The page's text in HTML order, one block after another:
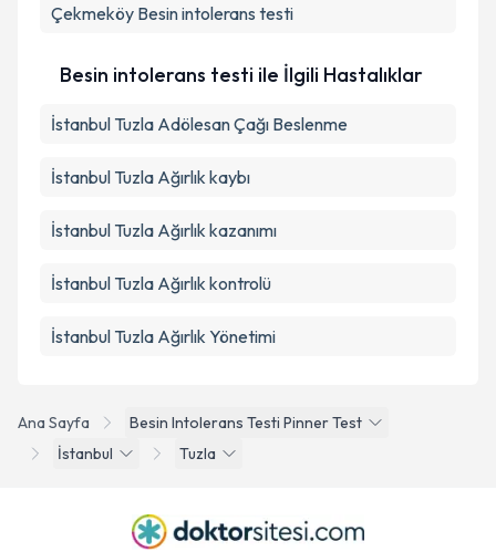
Ana Sayfa
Besin Intolerans Testi Pinner Test
İstanbul
Tuzla
Çekmeköy Besin intolerans testi
Besin intolerans testi ile İlgili Hastalıklar
İstanbul Tuzla Adölesan Çağı Beslenme
İstanbul Tuzla Ağırlık kaybı
İstanbul Tuzla Ağırlık kazanımı
İstanbul Tuzla Ağırlık kontrolü
İstanbul Tuzla Ağırlık Yönetimi